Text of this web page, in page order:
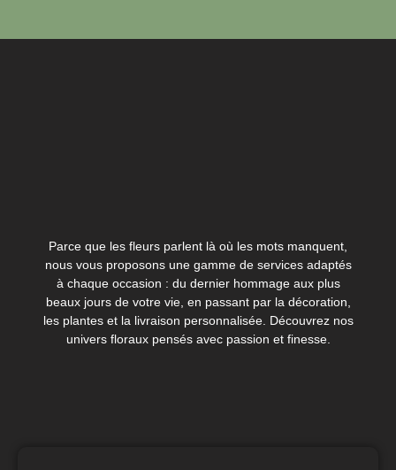
Parce que les fleurs parlent là où les mots manquent,
nous vous proposons une gamme de services adaptés
à chaque occasion : du dernier hommage aux plus
beaux jours de votre vie, en passant par la décoration,
les plantes et la livraison personnalisée. Découvrez nos
univers floraux pensés avec passion et finesse.